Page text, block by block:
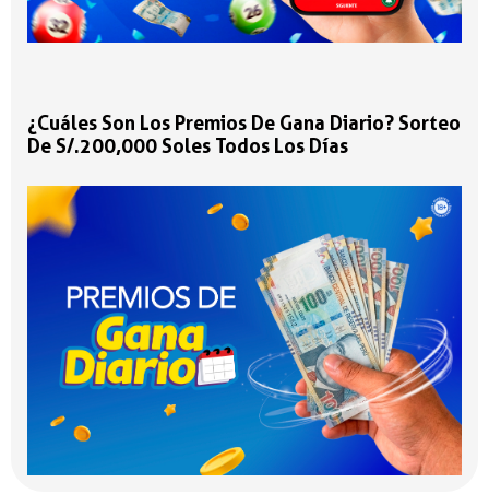
¿Cuáles Son Los Premios De Gana Diario? Sorteo
De S/.200,000 Soles Todos Los Días